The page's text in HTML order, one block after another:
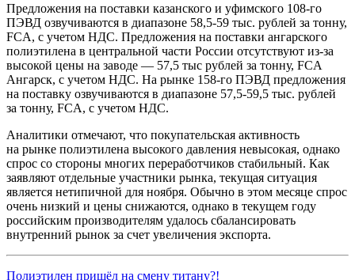
Предложения на поставки казанского и уфимского 108-го
ПЭВД озвучиваются в диапазоне 58,5-59 тыс. рублей за тонну,
FCA, с учетом НДС. Предложения на поставки ангарского
полиэтилена в центральной части России отсутствуют из-за
высокой цены на заводе — 57,5 тыс рублей за тонну, FCA
Ангарск, с учетом НДС. На рынке 158-го ПЭВД предложения
на поставку озвучиваются в диапазоне 57,5-59,5 тыс. рублей
за тонну, FCA, с учетом НДС.
Аналитики отмечают, что покупательская активность
на рынке полиэтилена высокого давления невысокая, однако
спрос со стороны многих переработчиков стабильный. Как
заявляют отдельные участники рынка, текущая ситуация
является нетипичной для ноября. Обычно в этом месяце спрос
очень низкий и цены снижаются, однако в текущем году
российским производителям удалось сбалансировать
внутренний рынок за счет увеличения экспорта.
Полиэтилен пришёл на смену титану?!